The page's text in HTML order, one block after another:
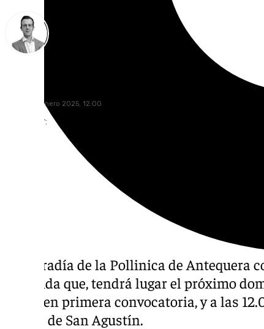
jueves, 30 enero 2025, 12:00
Compartir:
La cofradía de la Pollinica de Antequera
de salida que, tendrá lugar el próximo
horas en primera convocatoria, y a las
iglesia de San Agustín.